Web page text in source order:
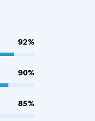
92%
90%
85%